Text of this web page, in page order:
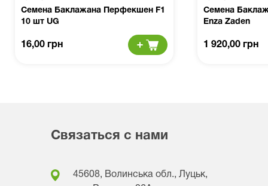
Семена Баклажана Перфекшен F1
10 шт UG
16,00 грн
Семена
Enza Zaden
1 920,00 грн
Связаться с нами
45608, Волинська обл., Луцьк,